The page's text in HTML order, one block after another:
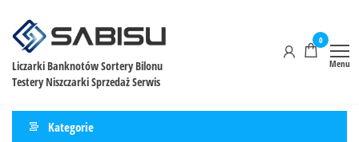
Liczarki Banknotów Sortery Bilonu
Testery Niszczarki Sprzedaż Serwis
0
Menu
Kategorie